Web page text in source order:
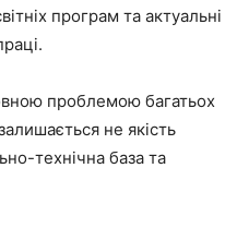
програм та актуальні
проблемою багатьох
не якість
технічна база та